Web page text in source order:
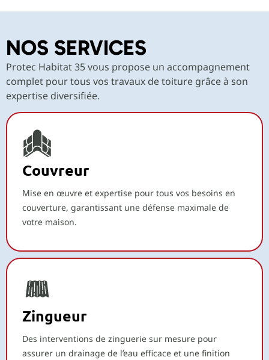
NOS SERVICES
Protec Habitat 35 vous propose un accompagnement
complet pour tous vos travaux de toiture grâce à son
expertise diversifiée.
Couvreur
Mise en œuvre et expertise pour tous vos besoins en
couverture, garantissant une défense maximale de
votre maison.
Zingueur
Des interventions de zinguerie sur mesure pour
assurer un drainage de l’eau efficace et une finition